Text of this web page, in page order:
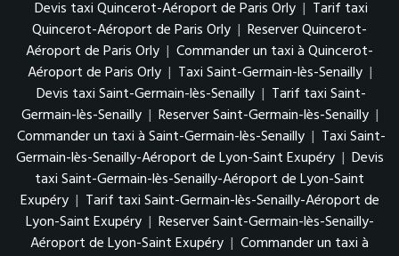
Devis taxi Quincerot-Aéroport de Paris Orly | Tarif taxi
Quincerot-Aéroport de Paris Orly | Reserver Quincerot-
Aéroport de Paris Orly | Commander un taxi à Quincerot-
Aéroport de Paris Orly | Taxi Saint-Germain-lès-Senailly |
Devis taxi Saint-Germain-lès-Senailly | Tarif taxi Saint-
Germain-lès-Senailly | Reserver Saint-Germain-lès-Senailly |
Commander un taxi à Saint-Germain-lès-Senailly | Taxi Saint-
Germain-lès-Senailly-Aéroport de Lyon-Saint Exupéry | Devis
taxi Saint-Germain-lès-Senailly-Aéroport de Lyon-Saint
Exupéry | Tarif taxi Saint-Germain-lès-Senailly-Aéroport de
Lyon-Saint Exupéry | Reserver Saint-Germain-lès-Senailly-
Aéroport de Lyon-Saint Exupéry | Commander un taxi à